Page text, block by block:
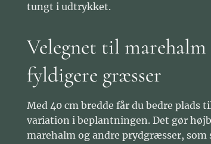
tungt i udtrykket.
Velegnet til marehalm
fyldigere græsser
Med 40 cm bredde får du bedre plads
variation i beplantningen. Det gør
marehalm og andre prydgræsser, som